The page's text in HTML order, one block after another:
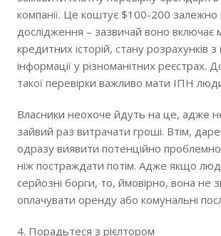
компанії. Це коштує $100-200 залежно
дослідження – зазвичай воно включає
кредитних історій, стану розрахунків
інформації у різноманітних реєстрах.
такої перевірки важливо мати ІПН
Власники неохоче йдуть на це, адже
зайвий раз витрачати гроші. Втім,
одразу виявити потенційно
ніж постраждати потім. Адже якщо
серйозні борги, то, ймовірно, вона не
оплачувати оренду або комунальні
4. Порадьтеся з рієлтором